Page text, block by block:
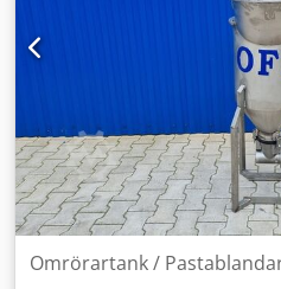
Omrörartank /